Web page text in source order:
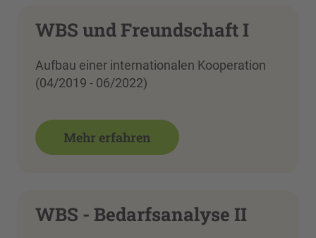
WBS und Freundschaft I
Aufbau einer internationalen Kooperation
(04/2019 - 06/2022)
Mehr erfahren
WBS - Bedarfsanalyse II